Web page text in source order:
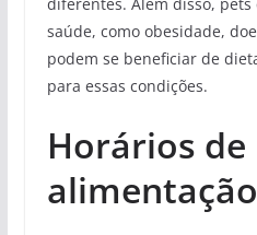
saúde, como obesidade,
podem se beneficiar de
para essas condições.
Horários de